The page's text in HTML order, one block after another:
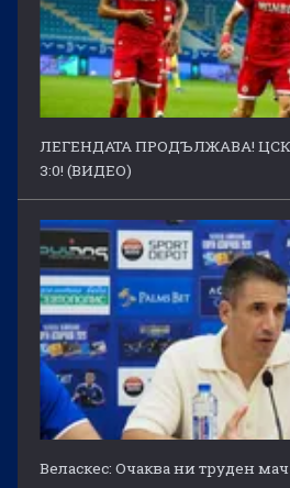
ЛЕГЕНДАТА ПРОДЪЛЖАВА!
3:0! (ВИДЕО)
Веласкес: Очаква ни труден мач